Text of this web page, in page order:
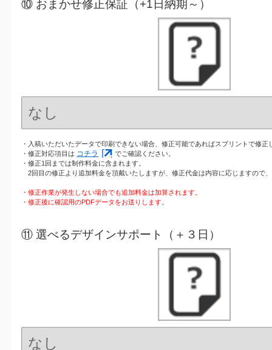
⑩ おまかせ修正保証（+1日納期～）
・入稿いただいたデータで印刷できない場合、修正可能であればスプリントで修正
・修正対応項目は コチラ
でご確認ください。
・修正1回までは制作料金に含まれます。
2回目の修正より追加料金を頂戴いたしますが、修正代金は内容に応じますので
・修正作業が発生しない場合でも追加料金は加算されます。
・修正後に確認用のPDFデータをお送りします。
⑪ 選べるデザインサポート（＋３日）